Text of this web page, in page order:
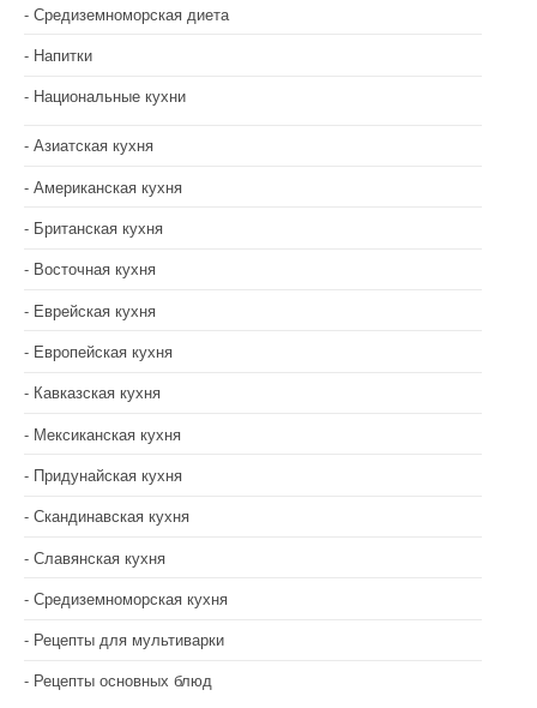
Средиземноморская диета
Напитки
Национальные кухни
Азиатская кухня
Американская кухня
Британская кухня
Восточная кухня
Еврейская кухня
Европейская кухня
Кавказская кухня
Мексиканская кухня
Придунайская кухня
Скандинавская кухня
Славянская кухня
Средиземноморская кухня
Рецепты для мультиварки
Рецепты основных блюд